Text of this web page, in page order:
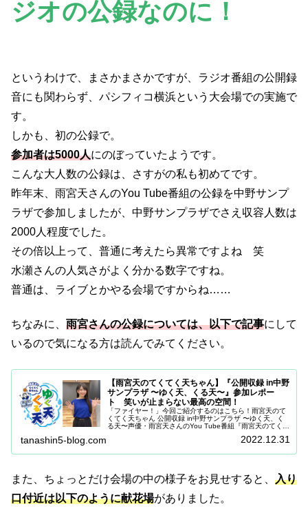
ジオの公録なのに！
というわけで、まさかまさかですが、ラジオ番組の公開録
音にも関わらず、パシフィコ横浜という大会場での実施で
す。
しかも、初の公録で。
参加者は5000人にのぼっていたようです。
こんな大人数の公録は、さすがの私も初めてです。
昨年末、雨宮天さんのYou Tube番組の公録を中野サンプ
ラザで参加しましたが、中野サンプラザでさえ収容人数は
2000人程度でした。
その倍以上って、普通に考えたら異常ですよね 笑
水瀬さんの人気さがよく分かる数字ですね。
普通は、ライブとかやる会場ですからね……
ちなみに、 雨宮さんの公録については、以下で記事にして
いるので気になる方は読んでみてください。
【雨宮天のてくてく天ちゃん】『公開収録 in中野
サンプラザ 〜ゆく天、くる天〜』参加レポー
ト 笑いが止まらない最高の空間！
「ファイヤー！」今回ご紹介するのはこちら！⾬宮天のて
くてく天ちゃん 公開収録 in中野サンプラザ 〜ゆく天、く
る天〜声優・雨宮天さんのYou Tube番組『雨宮天のてくて
tanashin5-blog.com 2022.12.31
また、ちょっとだけ会場の中の様子をお見せすると、 入り
口付近は以下のように献花場がありました。